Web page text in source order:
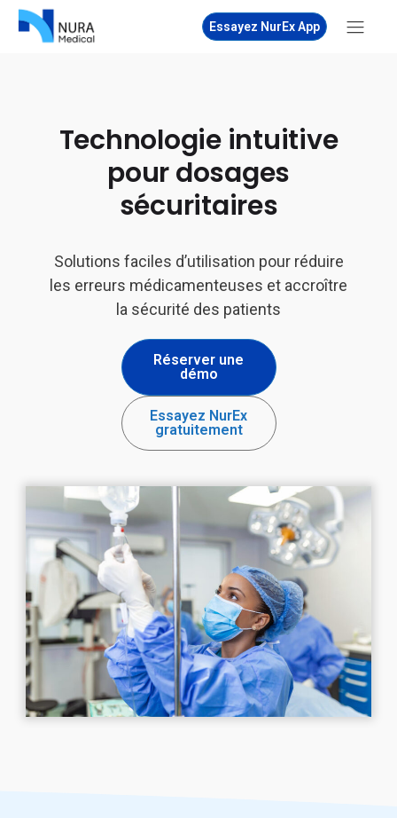
Essayez NurEx App
Technologie intuitive
pour dosages
sécuritaires
Solutions faciles d’utilisation pour réduire
les erreurs médicamenteuses et accroître
la sécurité des patients
Réserver une
démo
Essayez NurEx
gratuitement